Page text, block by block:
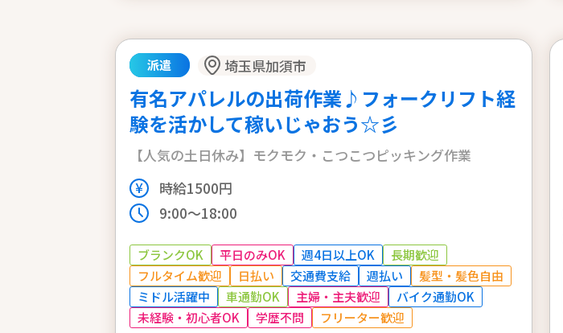
派遣 埼玉県加須市
有名アパレルの出荷作業♪フォークリフト経
験を活かして稼いじゃおう☆彡
【人気の土日休み】モクモク・こつこつピッキング作業
時給1500円
9:00〜18:00
ブランクOK 平日のみOK 週4日以上OK
長期歓迎
フルタイム歓迎
日払い 交通費支給 週払い
髪型・髪色自由
ミドル活躍中
車通勤OK 主婦・主夫歓迎
バイク通勤OK
未経験・初心者OK
学歴不問 フリーター歓迎